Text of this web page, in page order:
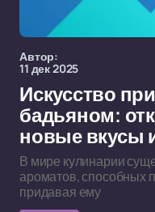
Автор:
11 дек 2025
Искусство
бадьяном:
новые вкусы
В мире кулинарии
ароматов, способных
придавая ему